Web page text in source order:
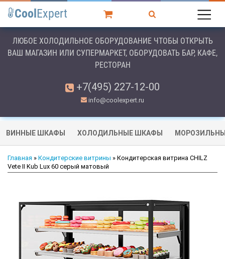
Cool Expert
ЛЮБОЕ ХОЛОДИЛЬНОЕ ОБОРУДОВАНИЕ ЧТОБЫ ОТКРЫТЬ
ВАШ МАГАЗИН ИЛИ СУПЕРМАРКЕТ, ОБОРУДОВАТЬ БАР, КАФЕ,
РЕСТОРАН
+7(495) 227-12-00
info@coolexpert.ru
ВИННЫЕ ШКАФЫ ХОЛОДИЛЬНЫЕ ШКАФЫ
Главная » Кондитерские витрины » Кондитерская витрина CHILZ
Vete II Kub Lux 60 серый матовый